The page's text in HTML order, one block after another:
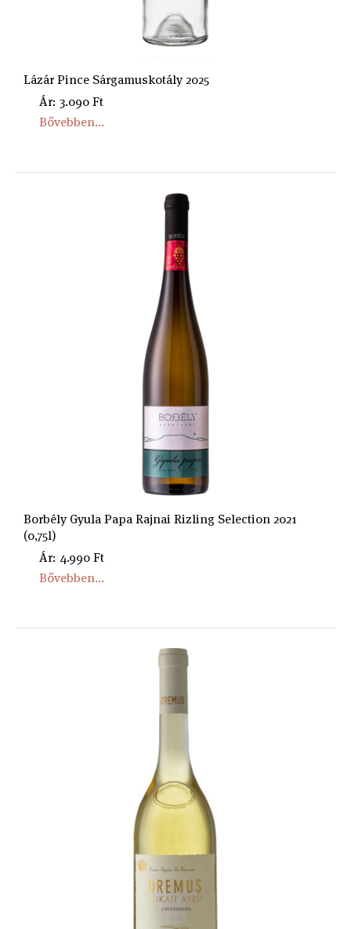
Lázár Pince Sárgamuskotály 2025
Ár: 3.090 Ft
Bővebben...
Borbély Gyula Papa Rajnai Rizling Selection 2021
(0,75l)
Ár: 4.990 Ft
Bővebben...